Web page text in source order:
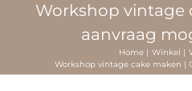
Workshop vintage
aanvraag
Home Winkel
Workshop vintage cake maken |